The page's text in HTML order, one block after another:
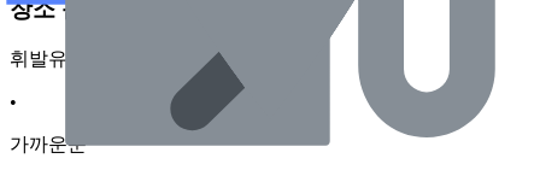
장소 근처 주유소
휘발유
•
가까운순